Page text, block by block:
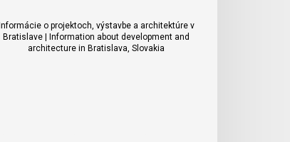
Informácie o projektoch, výstavbe a architektúre v
Bratislave | Information about development and
architecture in Bratislava, Slovakia